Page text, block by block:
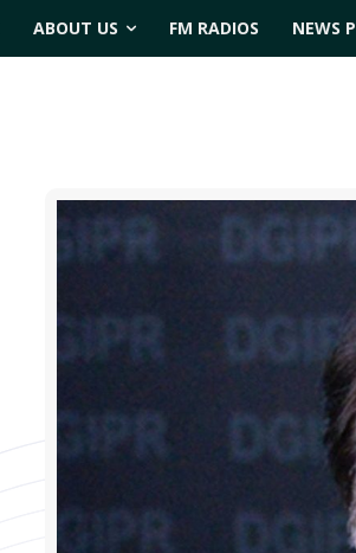
ABOUT US FM RADIOS NEWS